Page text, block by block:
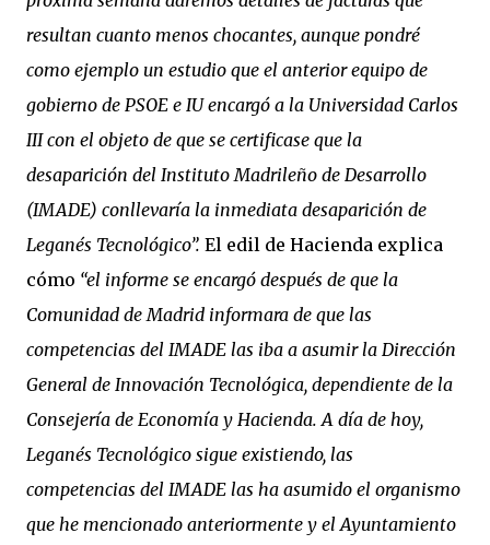
resultan cuanto menos chocantes, aunque pondré
como ejemplo un estudio que el anterior equipo de
gobierno de PSOE e IU encargó a la Universidad Carlos
III con el objeto de que se certificase que la
desaparición del Instituto Madrileño de Desarrollo
(IMADE) conllevaría la inmediata desaparición de
Leganés Tecnológico”. El edil de Hacienda explica
cómo “el informe se encargó después de que la
Comunidad de Madrid informara de que las
competencias del IMADE las iba a asumir la Dirección
General de Innovación Tecnológica, dependiente de la
Consejería de Economía y Hacienda. A día de hoy,
Leganés Tecnológico sigue existiendo, las
competencias del IMADE las ha asumido el organismo
que he mencionado anteriormente y el Ayuntamiento